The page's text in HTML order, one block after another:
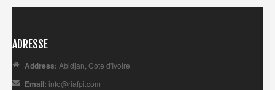
ADRESSE
Address: Abidjan, Cote d'Ivoire
Email: info@riafpi.com